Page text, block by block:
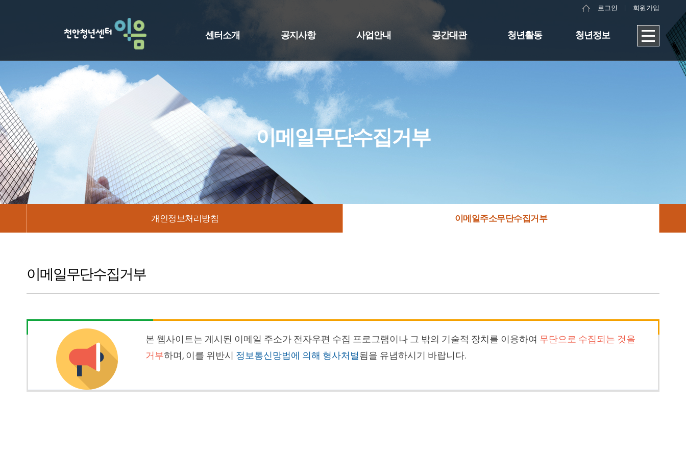
로그인 회원가입
센터소개 공지사항 사업안내 공간대관 청년활동 청년정보
이메일무단수집거부
개인정보처리방침 이메일주소무단수집거부
이메일무단수집거부
본 웹사이트는 게시된 이메일 주소가 전자우편 수집 프로그램이나 그 밖의 기술적 장치를 이용하여 무단으로 수집되는 것을
거부하며, 이를 위반시 정보통신망법에 의해 형사처벌됨을 유념하시기 바랍니다.